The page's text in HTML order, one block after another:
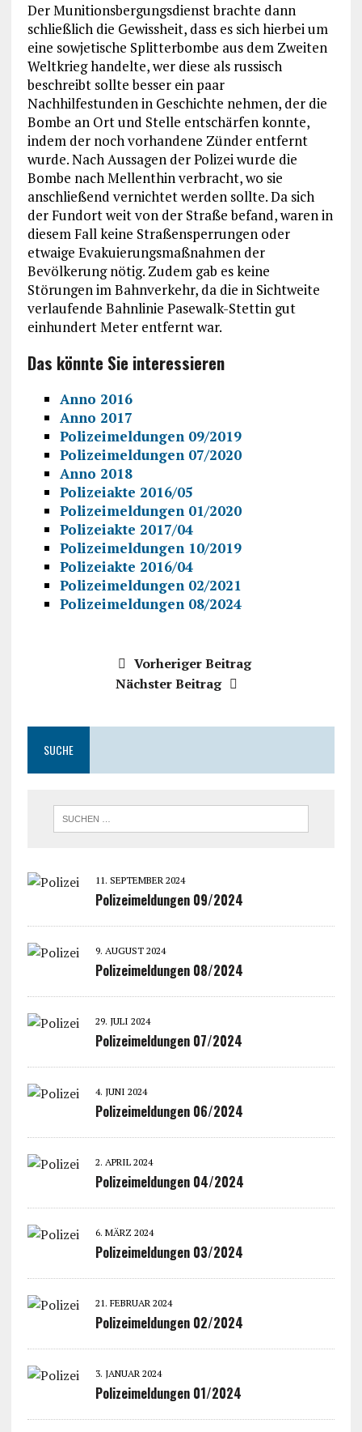
Der Munitionsbergungsdienst brachte dann
schließlich die Gewissheit, dass es sich hierbei um
eine sowjetische Splitterbombe aus dem Zweiten
Weltkrieg handelte, wer diese als russisch
beschreibt sollte besser ein paar
Nachhilfestunden in Geschichte nehmen, der die
Bombe an Ort und Stelle entschärfen konnte,
indem der noch vorhandene Zünder entfernt
wurde. Nach Aussagen der Polizei wurde die
Bombe nach Mellenthin verbracht, wo sie
anschließend vernichtet werden sollte. Da sich
der Fundort weit von der Straße befand, waren in
diesem Fall keine Straßensperrungen oder
etwaige Evakuierungsmaßnahmen der
Bevölkerung nötig. Zudem gab es keine
Störungen im Bahnverkehr, da die in Sichtweite
verlaufende Bahnlinie Pasewalk-Stettin gut
einhundert Meter entfernt war.
Das könnte Sie interessieren
Anno 2016
Anno 2017
Polizeimeldungen 09/2019
Polizeimeldungen 07/2020
Anno 2018
Polizeiakte 2016/05
Polizeimeldungen 01/2020
Polizeiakte 2017/04
Polizeimeldungen 10/2019
Polizeiakte 2016/04
Polizeimeldungen 02/2021
Polizeimeldungen 08/2024
Vorheriger Beitrag
Nächster Beitrag
SUCHE
11. SEPTEMBER 2024
Polizeimeldungen 09/2024
9. AUGUST 2024
Polizeimeldungen 08/2024
29. JULI 2024
Polizeimeldungen 07/2024
4. JUNI 2024
Polizeimeldungen 06/2024
2. APRIL 2024
Polizeimeldungen 04/2024
6. MÄRZ 2024
Polizeimeldungen 03/2024
21. FEBRUAR 2024
Polizeimeldungen 02/2024
3. JANUAR 2024
Polizeimeldungen 01/2024